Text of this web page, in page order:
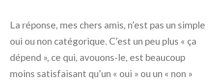
La réponse, mes chers amis, n’est pas un simple
oui ou non catégorique. C’est un peu plus « ça
dépend », ce qui, avouons-le, est beaucoup
moins satisfaisant qu’un « oui » ou un « non »